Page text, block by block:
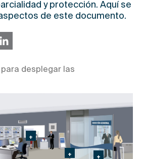
y protección. Aquí se
de este documento.
desplegar las